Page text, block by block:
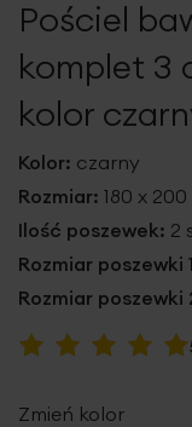
galeriiPościel
komplet 3
kolor
Kolor: czarny
Rozmiar: 180 x
Ilość poszewek: 2
Rozmiar poszewki
Rozmiar poszewki
Ocena:
Zmień kolor